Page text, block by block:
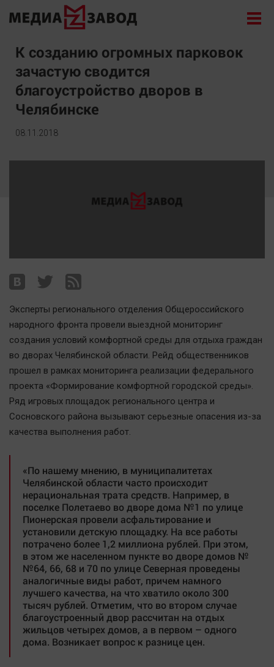
Новости
Экономика
Происшествия
Общество
Политика
Архив
Наша победа
Политика
Экономика
Происшествия
Здоровье
Курилка
Мнения
Спорт
Технологии
Отраслевые темы
Hедвижимость
Образование
Автомобили
XX век: криминальные уроки
Банки
Медиаграмотность
Медицина
К созданию огромных парковок
зачастую сводится
благоустройство дворов в
Челябинске
08.11.2018
Эксперты регионального отделения Общероссийского
народного фронта провели выездной мониторинг
создания условий комфортной среды для отдыха граждан
во дворах Челябинской области. Рейд общественников
прошел в рамках мониторинга реализации федерального
проекта «Формирование комфортной городской среды».
Ряд игровых площадок регионального центра и
Сосновского района вызывают серьезные опасения из-за
качества выполнения работ.
«По нашему мнению, в муниципалитетах
Челябинской области часто происходит
нерациональная трата средств. Например, в
поселке Полетаево во дворе дома №1 по улице
Пионерская провели асфальтирование и
установили детскую площадку. На все работы
потрачено более 1,2 миллиона рублей. При этом,
в этом же населенном пункте во дворе домов №
№64, 66, 68 и 70 по улице Северная проведены
аналогичные виды работ, причем намного
лучшего качества, на что хватило около 300
тысяч рублей. Отметим, что во втором случае
благоустроенный двор рассчитан на отдых
жильцов четырех домов, а в первом – одного
дома. Возникает вопрос к разнице цен.